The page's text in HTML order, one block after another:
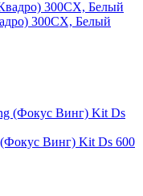
300CX, Белый
Винг) Kit Ds 600